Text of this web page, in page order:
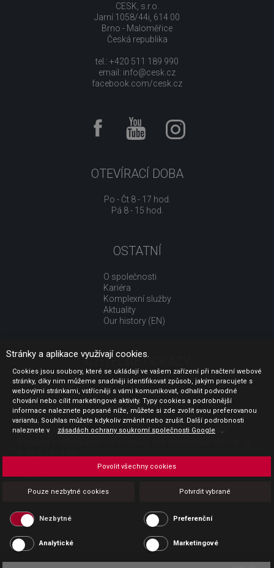
CESK, s.r.o.
Jarní 1058/44i, 614 00
Brno - Maloměřice
Česká republika
tel.: +420 511 189 990
email: info@cesk.cz
facebook.com/cesk.cz
OTEVÍRACÍ DOBA
Po - Čt 8 - 17 hod.
Pá 8 - 15 hod.
OSTATNÍ
O společnosti
Kariéra
Komplexní služby
Aktuality
Our history (EN)
UŽITEČNÉ ODKAZY
Jak nakupovat
Obchodní podmínky
GDPR - ochrana osobních údajů
Profil zadavatele
Sdělení před uzavřením kupní smlouvy pro spotřebitele
Platba
Povinná publicita
Stránky a aplikace využívají cookies.
Cookies jsou soubory, které se ukládají ve vašem zařízení při načtení webové
stránky, díky nim můžeme snadněji identifikovat způsob, jakým pracujete s
webovými stránkami, vstřícněji s vámi komunikovat, odhalit podvodné
chování nebo cílit marketingové aktivity. Typy cookies a podrobnější
informace naleznete popsané níže, můžete si zde zvolit svou preferovanou
variantu. Souhlas můžete kdykoliv změnit nebo zrušit. Další podrobnosti
naleznete v
zásadách ochrany soukromí společnosti Google .
Pouze nezbytné cookies Potvrdit vybrané
Povolit všechny cookies
Nezbytné Preferenční
Analytické Marketingové